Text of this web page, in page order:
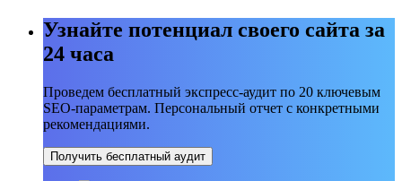
Узнайте потенциал своего сайта за
24 часа
Проведем бесплатный экспресс-аудит по 20 ключевым
SEO-параметрам. Персональный отчет с конкретными
рекомендациями.
Получить бесплатный аудит